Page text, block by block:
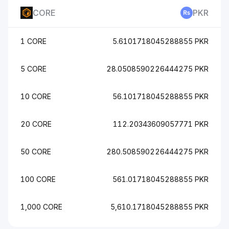
CORE PKR
1 CORE 5.6101718045288855 PKR
5 CORE 28.0508590226444275 PKR
10 CORE 56.101718045288855 PKR
20 CORE 112.20343609057771 PKR
50 CORE 280.508590226444275 PKR
100 CORE 561.01718045288855 PKR
1,000 CORE 5,610.1718045288855 PKR